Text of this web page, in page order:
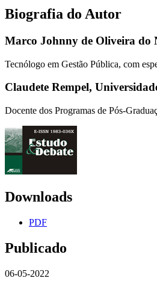
Biografia do Autor
Marco Johnny de Oliveira do
Tecnólogo em Gestão Pública, com
Claudete Rempel,
Docente dos Programas de Pós-
Downloads
PDF
Publicado
06-05-2022